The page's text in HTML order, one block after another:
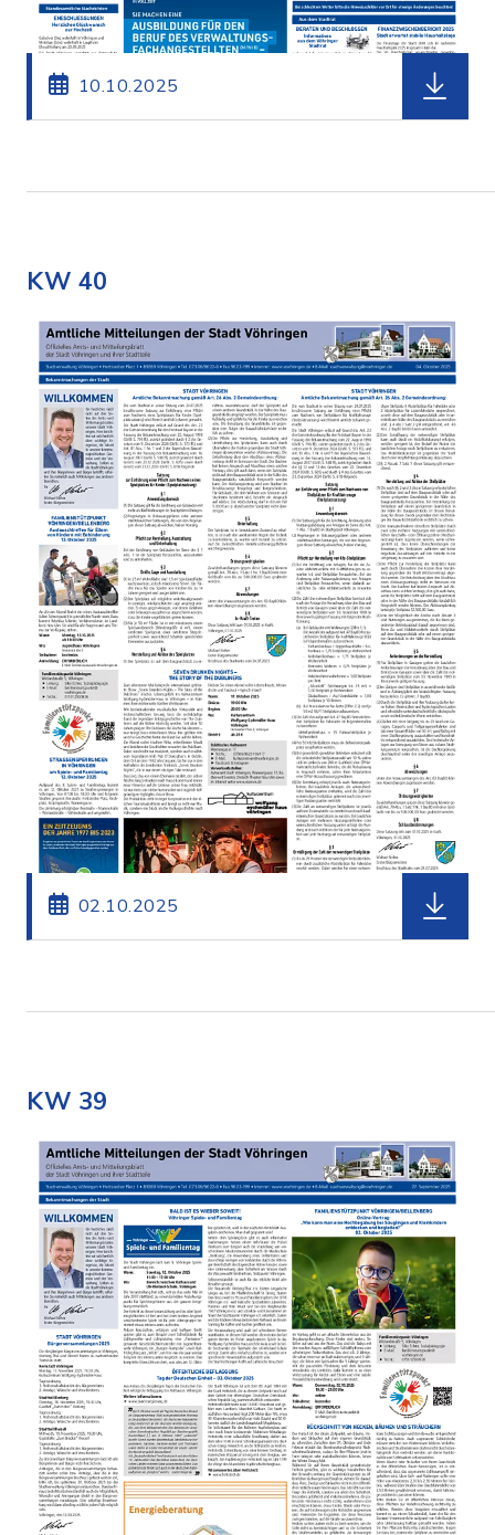
10.10.2025
KW 40
02.10.2025
KW 39